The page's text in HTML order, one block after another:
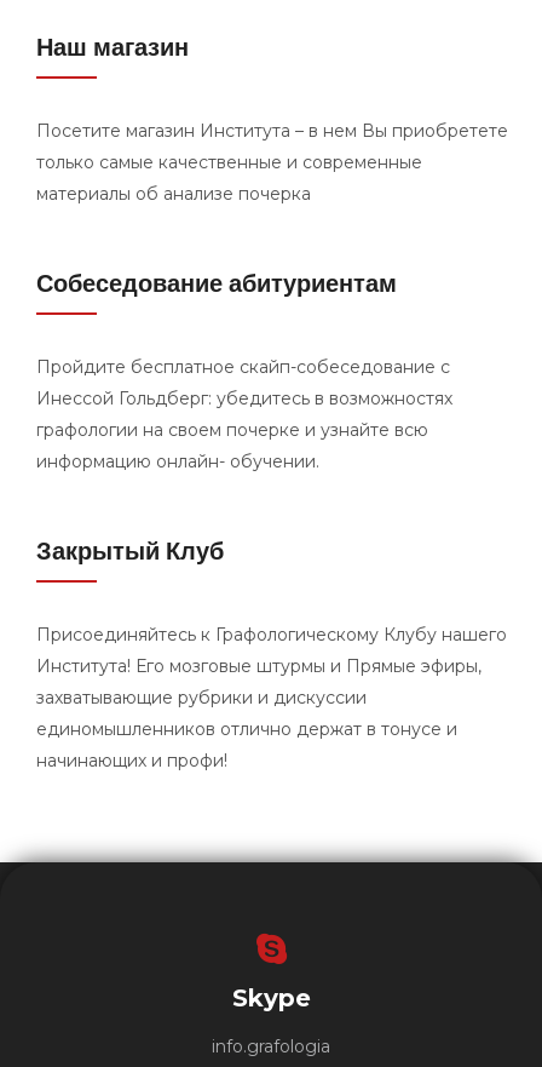
Наш магазин
Посетите магазин Института – в нем Вы приобретете
только самые качественные и современные
материалы об анализе почерка
Собеседование абитуриентам
Пройдите бесплатное скайп-собеседование с
Инессой Гольдберг: убедитесь в возможностях
графологии на своем почерке и узнайте всю
информацию онлайн- обучении.
Закрытый Клуб
Присоединяйтесь к Графологическому Клубу нашего
Института! Его мозговые штурмы и Прямые эфиры,
захватывающие рубрики и дискуссии
единомышленников отлично держат в тонусе и
начинающих и профи!
Skype
info.grafologia